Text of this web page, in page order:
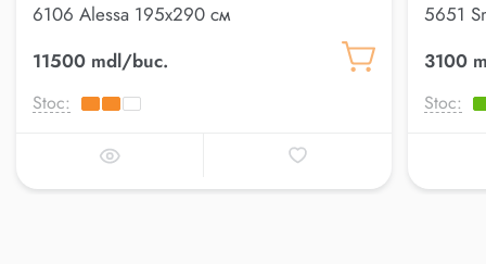
6106 Alessa 195x290 см
11500 mdl/buc.
Stoc:
5651
3100
Stoc: